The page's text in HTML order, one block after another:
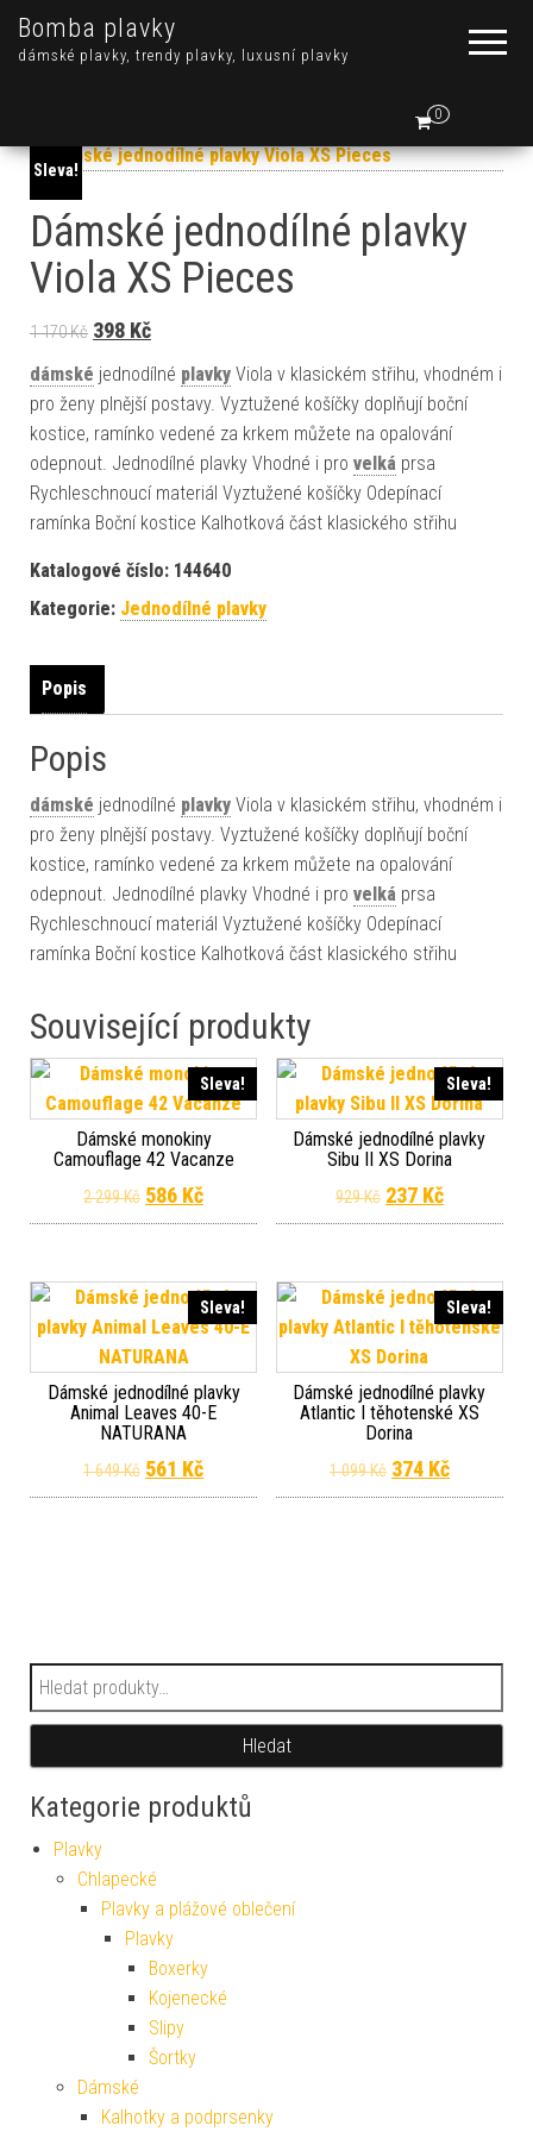
Bomba plavky
dámské plavky, trendy plavky, luxusní plavky
0
Sleva!
Dámské jednodílné plavky
Viola XS Pieces
1 170Kč Original price was: 1 170 Kč.
398 KčCurrent price is: 398 Kč.
dámské jednodílné plavky Viola v klasickém střihu, vhodném i
pro ženy plnější postavy. Vyztužené košíčky doplňují boční
kostice, ramínko vedené za krkem můžete na opalování
odepnout. Jednodílné plavky Vhodné i pro velká prsa
Rychleschnoucí materiál Vyztužené košíčky Odepínací
ramínka Boční kostice Kalhotková část klasického střihu
Katalogové číslo: 144640
Kategorie: Jednodílné plavky
Popis
Popis
dámské jednodílné plavky Viola v klasickém střihu, vhodném i
pro ženy plnější postavy. Vyztužené košíčky doplňují boční
kostice, ramínko vedené za krkem můžete na opalování
odepnout. Jednodílné plavky Vhodné i pro velká prsa
Rychleschnoucí materiál Vyztužené košíčky Odepínací
ramínka Boční kostice Kalhotková část klasického střihu
Související produkty
Sleva!
Dámské monokiny
Camouflage 42 Vacanze
2 299Kč Original price was: 2 299 Kč.
586 KčCurrent price is: 586 Kč.
Sleva!
Dámské jednodílné plavky
Sibu II XS Dorina
929Kč Original price
237 KčCurrent
Sleva!
Dámské jednodílné plavky
Animal Leaves 40-E
NATURANA
1 649Kč Original price was: 1 649 Kč.
561 KčCurrent price is: 561 Kč.
Sleva!
Dámské jednodílné plavky
Atlantic I těhotenské XS
Dorina
1 099Kč Original price
374 KčCurrent
Hledat:
Hledat
Kategorie produktů
Plavky
Chlapecké
Plavky a plážové oblečení
Plavky
Boxerky
Kojenecké
Slipy
Šortky
Dámské
Kalhotky a podprsenky